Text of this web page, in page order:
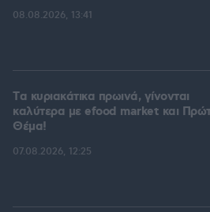
08.08.2026, 13:41
Tα κυριακάτικα πρωινά, γίνονται
καλύτερα με efood market και
Θέμα!
07.08.2026, 12:25